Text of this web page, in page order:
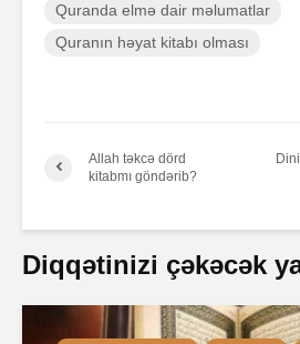
Quranda elmə dair məlumatlar
Quranın həyat kitabı olması
Allah təkcə dörd
kitabmı göndərib?
Diqqətinizi çəkəcək